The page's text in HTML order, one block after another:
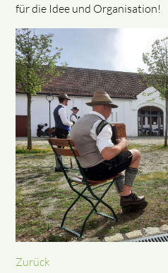
für die Idee und Organisation!
Zurück